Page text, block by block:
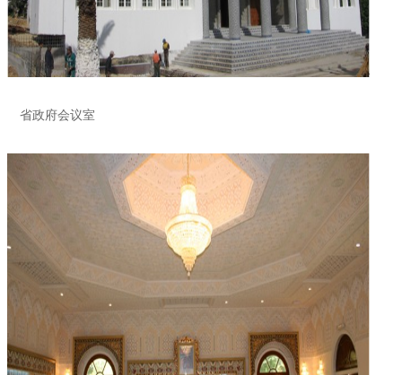
省政府会议室